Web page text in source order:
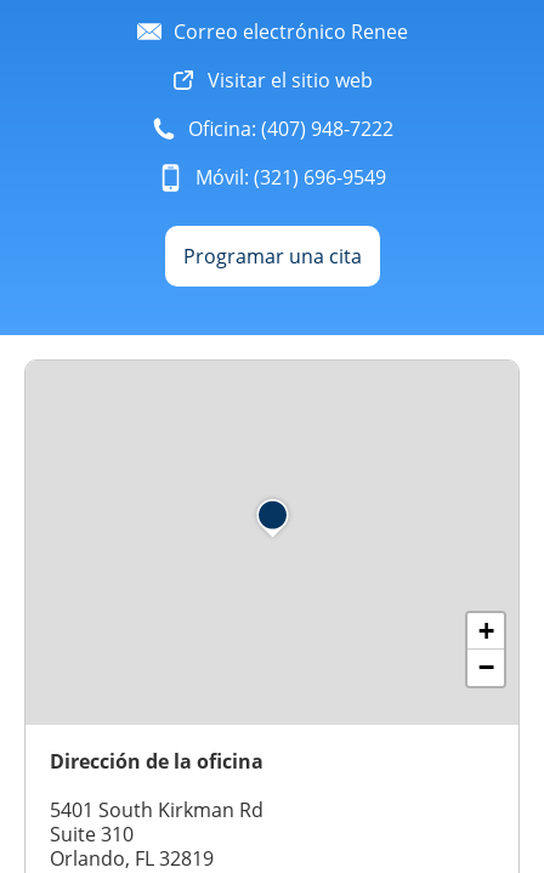
Correo electrónico Renee
Visitar el sitio web
Oficina: (407) 948-7222
Móvil: (321) 696-9549
Programar una cita
+
−
Dirección de la oficina
5401 South Kirkman Rd
Suite 310
Orlando, FL 32819